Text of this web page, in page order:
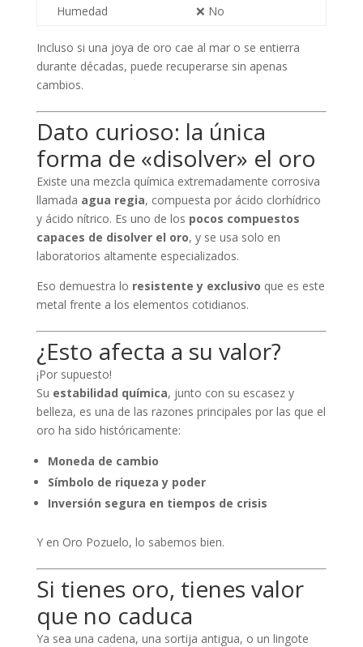
Humedad ❌ No
Incluso si una joya de oro cae al mar o se entierra
durante décadas, puede recuperarse sin apenas
cambios.
Dato curioso: la única
forma de «disolver» el oro
Existe una mezcla química extremadamente corrosiva
llamada agua regia, compuesta por ácido clorhídrico
y ácido nítrico. Es uno de los pocos compuestos
capaces de disolver el oro, y se usa solo en
laboratorios altamente especializados.
Eso demuestra lo resistente y exclusivo que es este
metal frente a los elementos cotidianos.
¿Esto afecta a su valor?
¡Por supuesto!
Su estabilidad química, junto con su escasez y
belleza, es una de las razones principales por las que el
oro ha sido históricamente:
Moneda de cambio
Símbolo de riqueza y poder
Inversión segura en tiempos de crisis
Y en Oro Pozuelo, lo sabemos bien.
Si tienes oro, tienes valor
que no caduca
Ya sea una cadena, una sortija antigua, o un lingote